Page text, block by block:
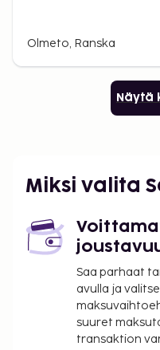
Olmeto, Ranska
Näytä
Miksi valita
Saa parhaat
avulla ja
suuret
transaktion